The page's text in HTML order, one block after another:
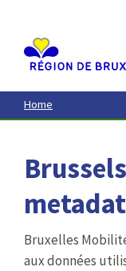
contenu
principal
Home
Bruxelles
aux données